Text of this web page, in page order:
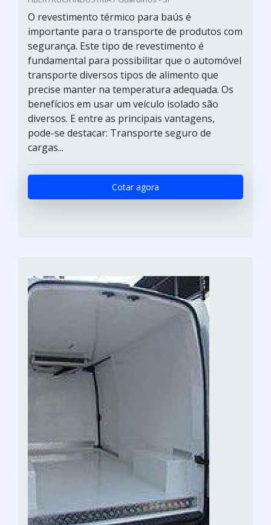
O revestimento térmico para baús é
importante para o transporte de produtos com
segurança. Este tipo de revestimento é
fundamental para possibilitar que o automóvel
transporte diversos tipos de alimento que
precise manter na temperatura adequada. Os
benefícios em usar um veículo isolado são
diversos. E entre as principais vantagens,
pode-se destacar: Transporte seguro de
cargas...
Cotar agora